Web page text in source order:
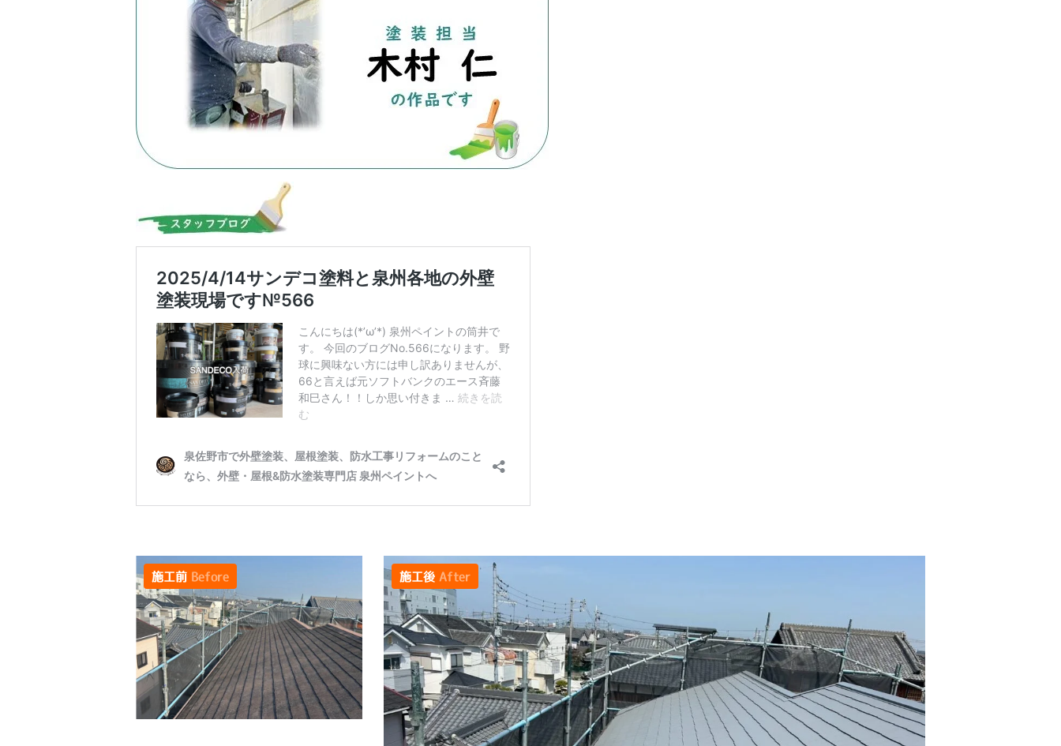
施工前 Before 施工後 After